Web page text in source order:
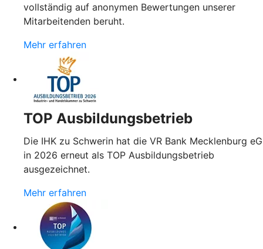
vollständig auf anonymen Bewertungen unserer
Mitarbeitenden beruht.
Mehr erfahren
TOP Ausbildungsbetrieb
Die IHK zu Schwerin hat die VR Bank Mecklenburg eG
in 2026 erneut als TOP Ausbildungsbetrieb
ausgezeichnet.
Mehr erfahren